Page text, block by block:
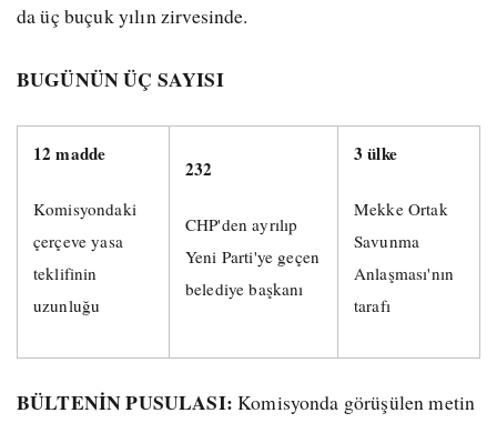
da üç buçuk yılın zirvesinde.
BUGÜNÜN ÜÇ SAYISI
12 madde
Komisyondaki
çerçeve yasa
teklifinin
uzunluğu
232
CHP'den ayrılıp
Yeni Parti'ye geçen
belediye başkanı
3 ülke
Mekke Ortak
Savunma
Anlaşması'nın
tarafı
BÜLTENİN PUSULASI: Komisyonda görüşülen metin